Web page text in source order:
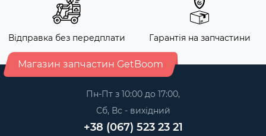
Відправка без передплати Гарантія на запчастини
Магазин запчастин GetBoom
Пн-Пт з 10:00 до 17:00,
Сб, Вс - вихідний
+38 (067) 523 23 21